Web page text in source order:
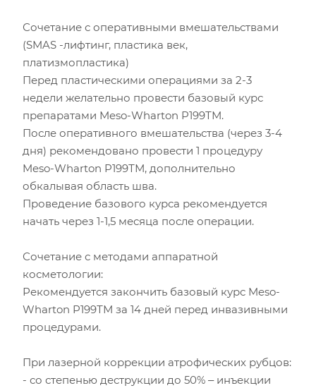
Сочетание с оперативными вмешательствами
(SMAS -лифтинг, пластика век,
платизмопластика)
Перед пластическими операциями за 2-3
недели желательно провести базовый курс
препаратами Meso-Wharton P199ТМ.
После оперативного вмешательства (через 3-4
дня) рекомендовано провести 1 процедуру
Meso-Wharton P199ТМ, дополнительно
обкалывая область шва.
Проведение базового курса рекомендуется
начать через 1-1,5 месяца после операции.
Сочетание с методами аппаратной
косметологии:
Рекомендуется закончить базовый курс Meso-
Wharton P199ТМ за 14 дней перед инвазивными
процедурами.
При лазерной коррекции атрофических рубцов:
- со степенью деструкции до 50% ‒ инъекции